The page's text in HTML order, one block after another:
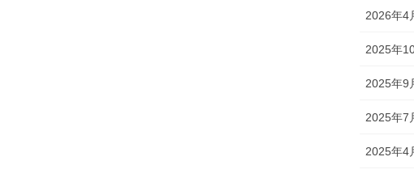
2026年4
2025年
2025年9
2025年7
2025年4